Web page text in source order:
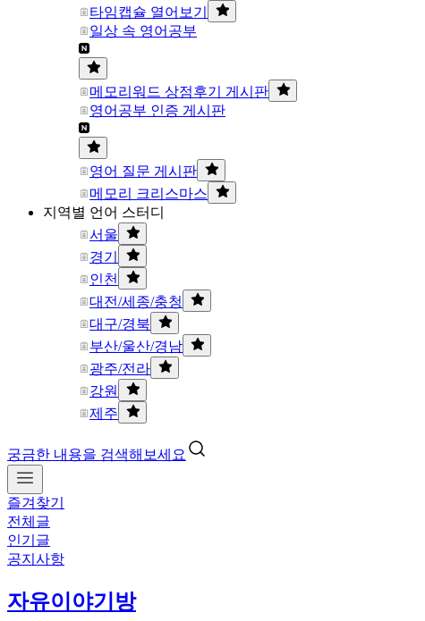
타임캡슐 열어보기
일상 속 영어공부
메모리워드 상점후기 게시판
영어공부 인증 게시판
영어 질문 게시판
메모리 크리스마스
지역별 언어 스터디
서울
경기
인천
대전/세종/충청
대구/경북
부산/울산/경남
광주/전라
강원
제주
궁금한 내용을 검색해보세요
즐겨찾기
전체글
인기글
공지사항
자유이야기방